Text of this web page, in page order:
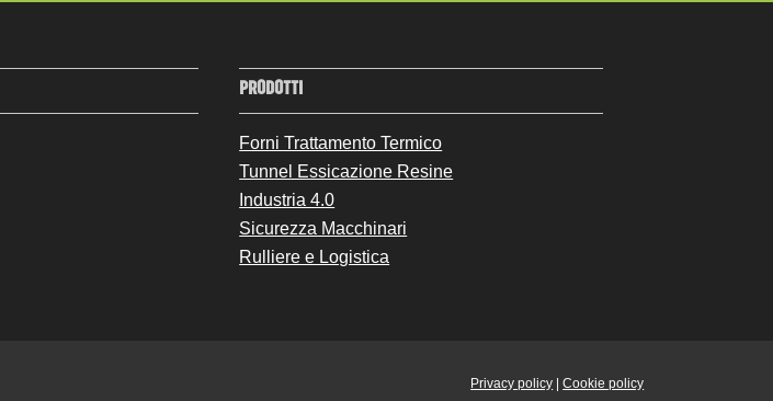
PRODOTTI
Forni Trattamento Termico
Tunnel Essicazione Resine
Industria 4.0
Sicurezza Macchinari
Rulliere e Logistica
Privacy policy |Cookie policy